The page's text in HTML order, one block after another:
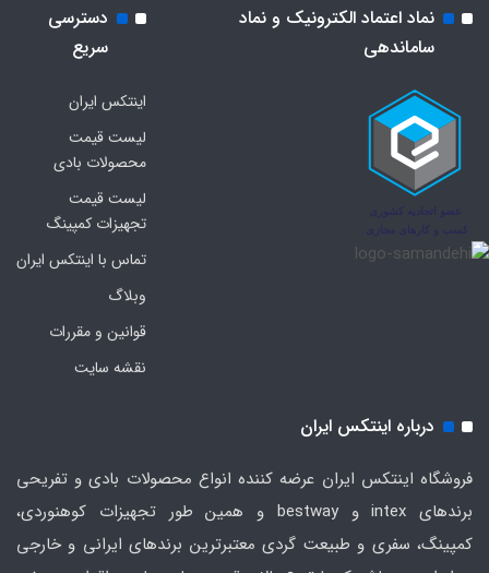
نماد اعتماد الکترونیک و نماد
ساماندهی
دسترسی
سریع
اینتکس ایران
لیست قیمت
محصولات بادی
لیست قیمت
تجهیزات کمپینگ
تماس با اینتکس ایران
وبلاگ
قوانین و مقررات
نقشه سایت
درباره اینتکس ایران
فروشگاه اینتکس ایران عرضه کننده انواع محصولات بادی و تفریحی
برندهای intex و bestway و همین طور تجهیزات کوهنوردی،
کمپینگ، سفری و طبیعت گردی معتبرترین برندهای ایرانی و خارجی